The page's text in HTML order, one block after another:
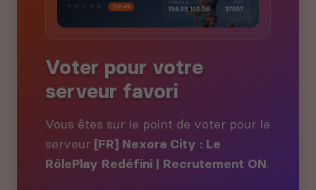
Voter pour votre
serveur favori
Vous êtes sur le point de voter pour le
serveur [FR] Nexora City : Le
RôlePlay Redéfini | Recrutement ON.